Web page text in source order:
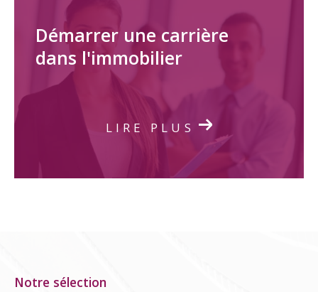
Démarrer une carrière
dans l'immobilier
LIRE PLUS
Notre sélection